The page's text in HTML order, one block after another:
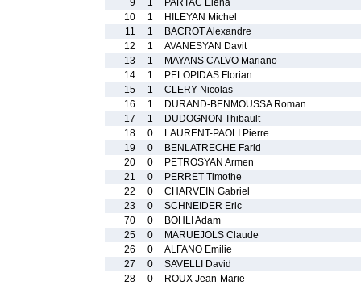
9
1
PARTAC Elena
10
1
HILEYAN Michel
11
1
BACROT Alexandre
12
1
AVANESYAN Davit
13
1
MAYANS CALVO Mariano
14
1
PELOPIDAS Florian
15
1
CLERY Nicolas
16
1
DURAND-BENMOUSSA Roman
17
1
DUDOGNON Thibault
18
0
LAURENT-PAOLI Pierre
19
0
BENLATRECHE Farid
20
0
PETROSYAN Armen
21
0
PERRET Timothe
22
0
CHARVEIN Gabriel
23
0
SCHNEIDER Eric
70
0
BOHLI Adam
25
0
MARUEJOLS Claude
26
0
ALFANO Emilie
27
0
SAVELLI David
28
0
ROUX Jean-Marie